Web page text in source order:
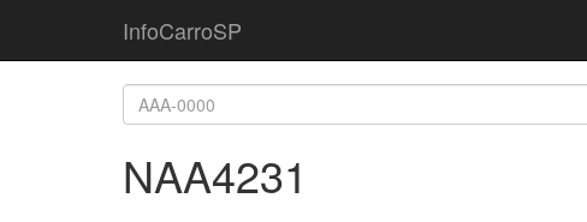
InfoCarroSP
NAA4231